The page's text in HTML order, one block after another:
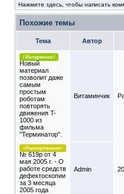
Нажмите здесь, чтобы написать
Похожие темы
Тема Автор
/ Интересное /
Новый
материал
позволит даже
самым
простым
роботам
повторять
движения T-
1000 из
фильма
"Терминатор".
Витаминчик
=Распоряжение=
№ 619р от 4
мая 2005 г. - О
работе средств
дефектоскопии
за 3 месяца
2005 года
Admin